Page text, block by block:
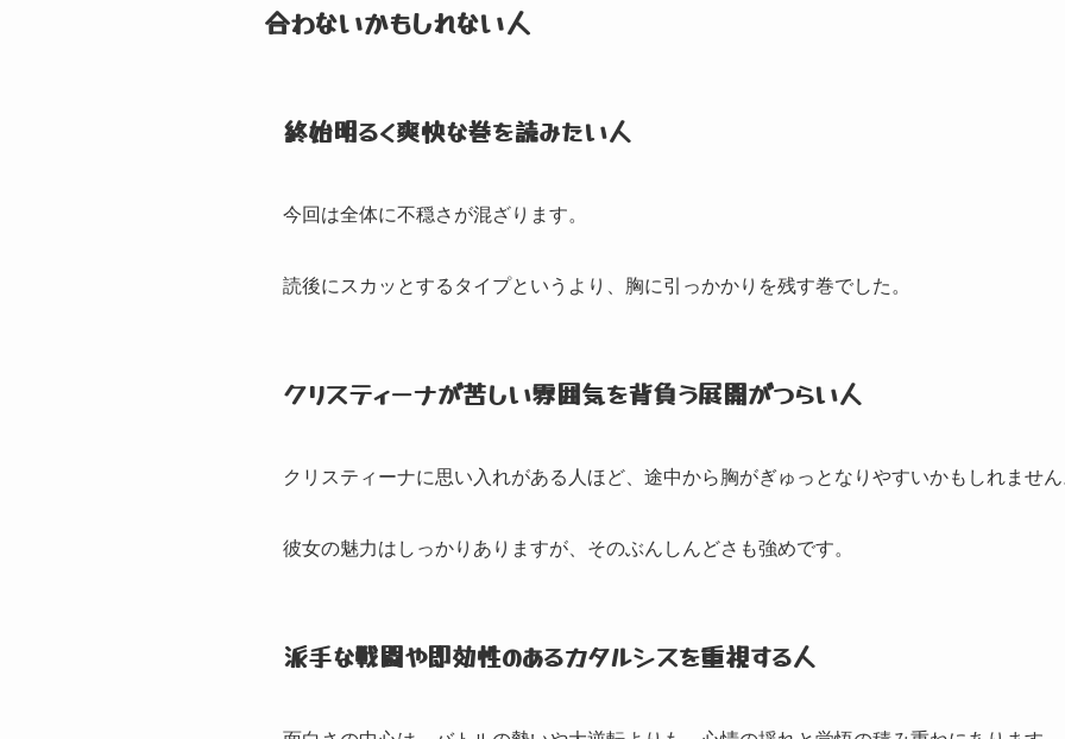
合わないかもしれない人
終始明るく爽快な巻を読みたい人
今回は全体に不穏さが混ざります。
読後にスカッとするタイプというより、 胸に引っかかりを残す巻でした。
クリスティーナが苦しい雰囲気を背負う展開がつらい人
クリスティーナに思い入れがある人ほど、 途中から胸がぎゅっとなりやすいかもしれませ
彼女の魅力はしっかりありますが、 そのぶんしんどさも強めです。
派手な戦闘や即効性のあるカタルシスを重視する人